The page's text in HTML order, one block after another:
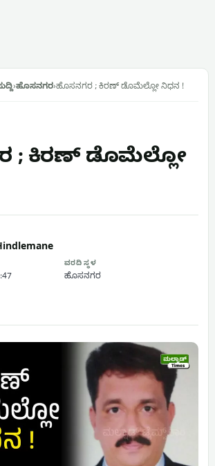
›ಹೊಸನಗರ›ಹೊಸನಗರ ; ಕಿರಣ್ ಡೊಮೆಲ್ಲೋ ನಿಧನ !
; ಕಿರಣ್ ಡೊಮೆಲ್ಲೋ
ವರದಿ ಸ್ಥಳ
ಹೊಸನಗರ